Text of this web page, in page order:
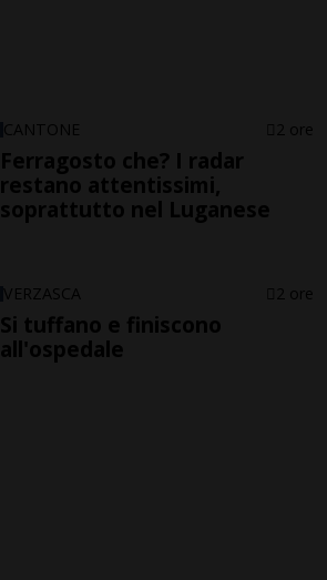
CANTONE 2 ore
Ferragosto che? I radar
restano attentissimi,
soprattutto nel Luganese
VERZASCA 2 ore
Si tuffano e finiscono
all'ospedale